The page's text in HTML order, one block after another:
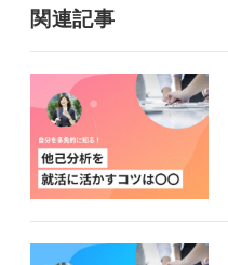
関連記事